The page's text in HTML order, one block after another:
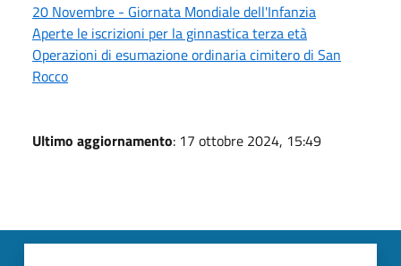
20 Novembre - Giornata Mondiale dell'Infanzia
Aperte le iscrizioni per la ginnastica terza età
Operazioni di esumazione ordinaria cimitero di San
Rocco
Ultimo aggiornamento: 17 ottobre 2024, 15:49